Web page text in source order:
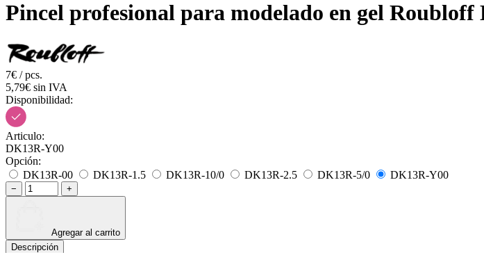
Pincel profesional para modelado en gel Roubloff
7€ / pcs.
5,79€ sin IVA
Disponibilidad:
Articulo:
DK13R-Y00
Opción:
DK13R-00
DK13R-1.5 DK13R-10/0 DK13R-2.5 DK13R-5/0 DK13R-Y00
− +
Agregar al carrito
Descripción